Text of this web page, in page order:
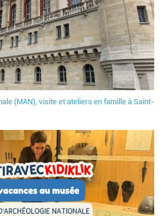
(MAN), visite et ateliers en famille à Saint-